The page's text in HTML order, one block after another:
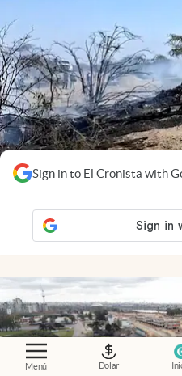
Menú Dolar
Sign in to El Cronista with
turística sobre las Líneas
personas